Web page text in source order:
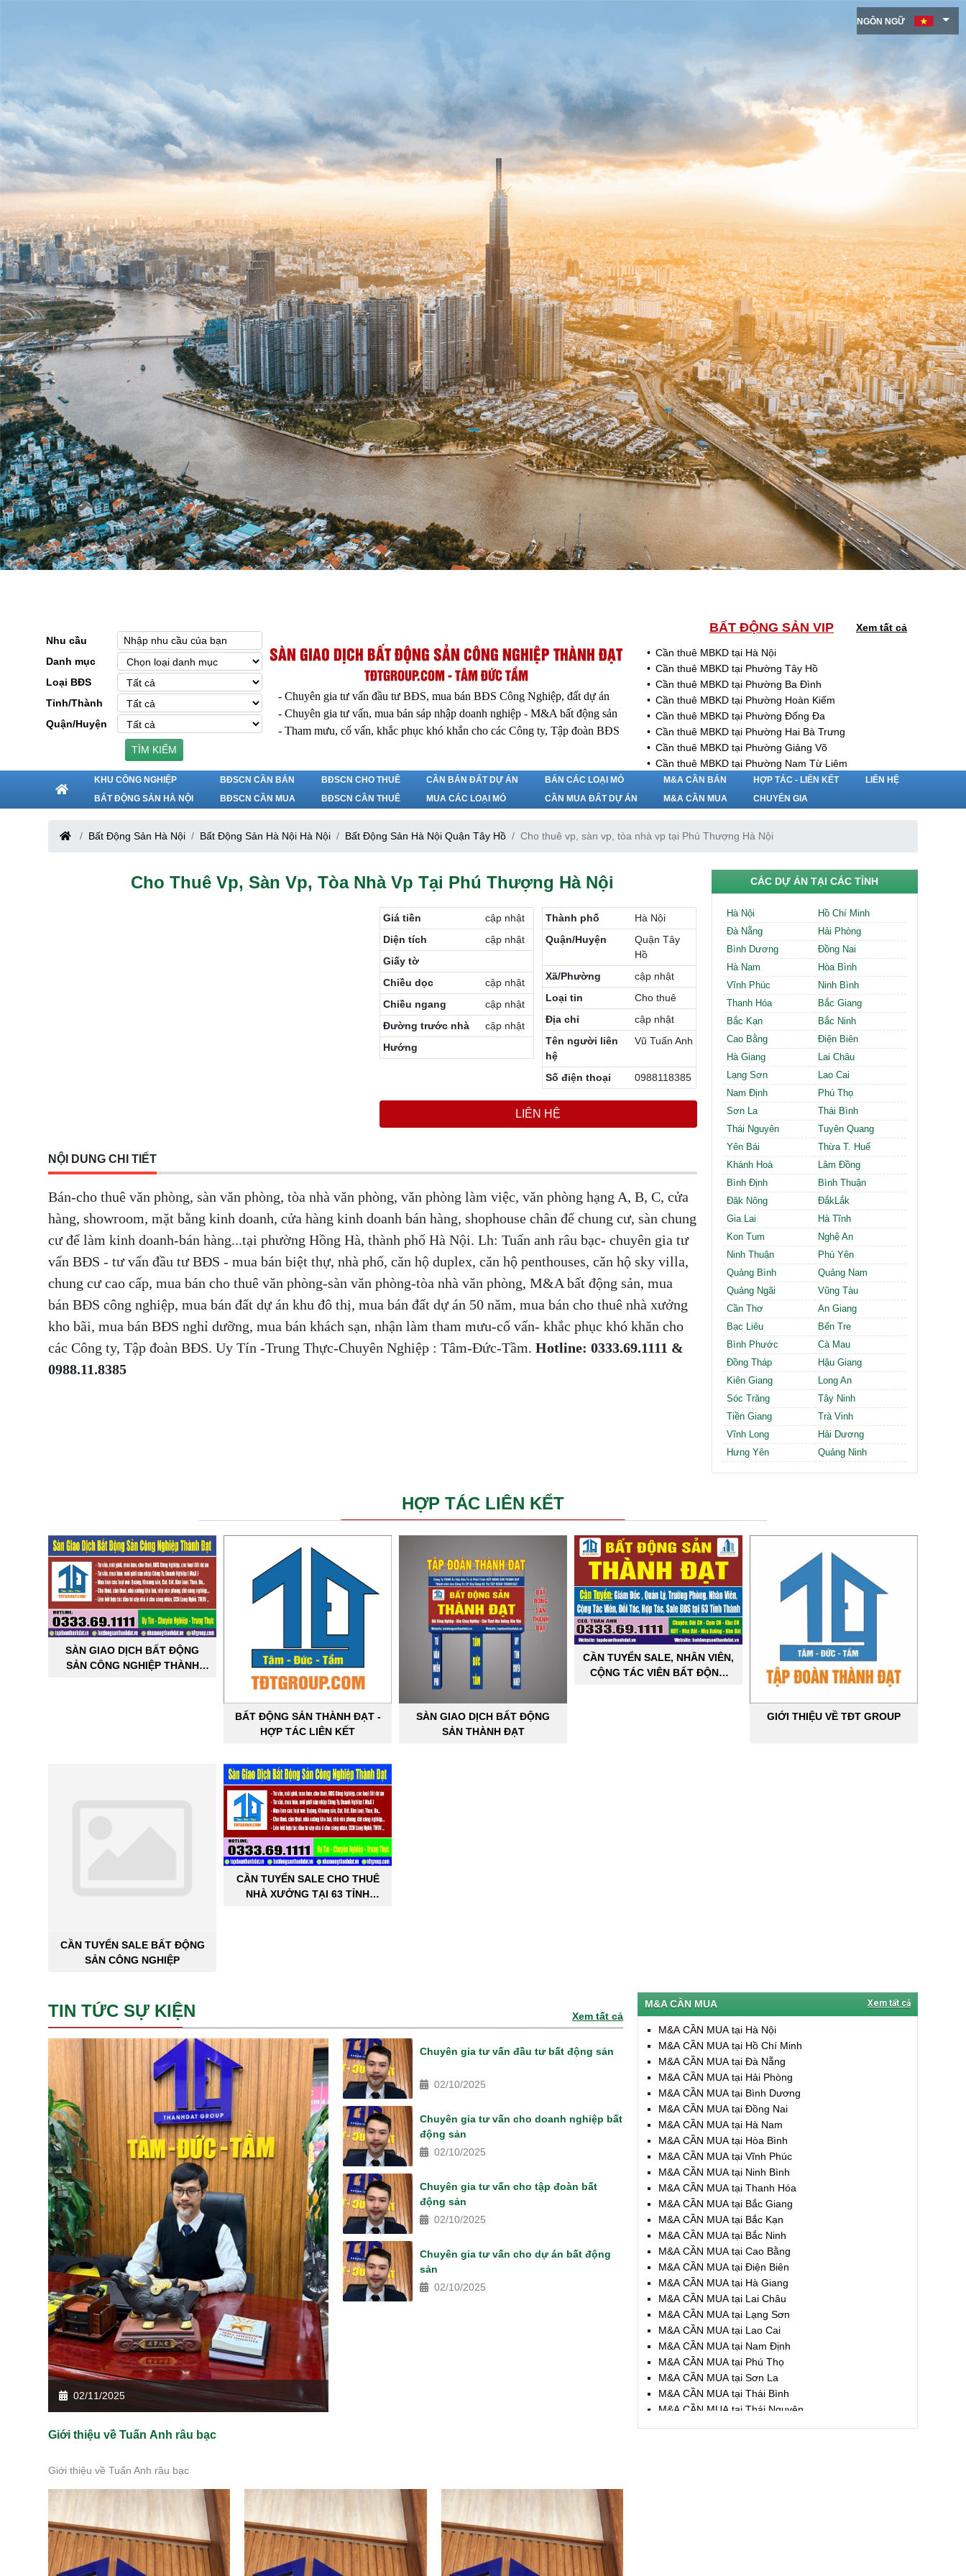
Nhu cầu
Danh mục
Loại BĐS
Tỉnh/Thành
Quận/Huyện
TÌM KIẾM
SÀN GIAO DỊCH BẤT ĐỘNG SẢN CÔNG NGHIỆP THÀNH ĐẠT
TĐTGROUP.COM - TÂM ĐỨC TẦM
- Chuyên gia tư vấn đầu tư BĐS, mua bán BĐS Công Nghiệp, đất dự án
- Chuyên gia tư vấn, mua bán sáp nhập doanh nghiệp - M&A bất động sản
- Tham mưu, cố vấn, khắc phục khó khắn cho các Công ty, Tập đoàn BĐS
BẤT ĐỘNG SẢN VIP Xem tất cả
Cần thuê MBKD tại Hà Nội
Cần thuê MBKD tại Phường Tây Hồ
Cần thuê MBKD tại Phường Ba Đình
Cần thuê MBKD tại Phường Hoàn Kiếm
Cần thuê MBKD tại Phường Đống Đa
Cần thuê MBKD tại Phường Hai Bà Trưng
Cần thuê MBKD tại Phường Giảng Võ
Cần thuê MBKD tại Phường Nam Từ Liêm
Cần thuê MBKD tại Phường Cầu Giấy
Cần thuê MBKD tại Phường Thanh Xuân
Cần thuê MBKD tại Phường Long Biên
Cần thuê MBKD tại Phường Hoàng Mai
Cần thuê MBKD tại Phường Yên Hòa
Cần thuê MBKD tại Phường Nghĩa Độ
Cần thuê MBKD tại Phường Phương Liệt
Cần thuê MBKD tại Phường Khương Đình
Cần thuê MBKD tại Phường Yên Sở
Cần thuê MBKD tại Phường Hoàng Liệt
Cần thuê MBKD tại Phường Định Công
Cần thuê MBKD tại Phường Tương Mai
Cần thuê MBKD tại Phường Vĩnh Hưng
Cần thuê MBKD tại Phường Lĩnh Nam
Cần thuê MBKD tại Phường Hồng Hà
Cần thuê MBKD tại Phường Láng
Cần thuê MBKD tại Phường Văn Miếu
Cần thuê MBKD tại Phường Kim Liên
Cần thuê MBKD tại Phường Bạch Mai
Cần thuê MBKD tại Phường Vĩnh Tuy
NGÔN NGỮ
KHU CÔNG NGHIỆP
BẤT ĐỘNG SẢN HÀ NỘI
BĐSCN CẦN BÁN
BĐSCN CẦN MUA
BĐSCN CHO THUÊ
BĐSCN CẦN THUÊ
CẦN BÁN ĐẤT DỰ ÁN
MUA CÁC LOẠI MỎ
BÁN CÁC LOẠI MỎ
CẦN MUA ĐẤT DỰ ÁN
M&A CẦN BÁN
M&A CẦN MUA
HỢP TÁC - LIÊN KẾT
CHUYÊN GIA
LIÊN HỆ
Bất Động Sản Hà Nội Bất Động Sản Hà Nội Hà Nội Bất Động Sản Hà Nội Quận Tây Hồ Cho thuê vp, sàn vp, tòa nhà vp tại Phú Thượng Hà Nội
Cho Thuê Vp, Sàn Vp, Tòa Nhà Vp Tại Phú Thượng Hà Nội
Giá tiền
cập nhật
Diện tích
cập nhật
Giấy tờ
Chiều dọc
cập nhật
Chiều ngang
cập nhật
Đường trước nhà
cập nhật
Hướng
Thành phố
Hà Nội
Quận/Huyện
Quận Tây
Hồ
Xã/Phường
cập nhật
Loại tin
Cho thuê
Địa chỉ
cập nhật
Tên người liên
hệ
Vũ Tuấn Anh
Số điện thoại 0988118385
LIÊN HỆ
NỘI DUNG CHI TIẾT
Bán-cho thuê văn phòng, sàn văn phòng, tòa nhà văn phòng, văn phòng làm việc, văn phòng hạng A, B, C, cửa
hàng, showroom, mặt bằng kinh doanh, cửa hàng kinh doanh bán hàng, shophouse chân đế chung cư, sàn chung
cư để làm kinh doanh-bán hàng...tại phường Hồng Hà, thành phố Hà Nội. Lh: Tuấn anh râu bạc- chuyên gia tư
vấn BĐS - tư vấn đầu tư BĐS - mua bán biệt thự, nhà phố, căn hộ duplex, căn hộ penthouses, căn hộ sky villa,
chung cư cao cấp, mua bán cho thuê văn phòng-sàn văn phòng-tòa nhà văn phòng, M&A bất động sản, mua
bán BĐS công nghiệp, mua bán đất dự án khu đô thị, mua bán đất dự án 50 năm, mua bán cho thuê nhà xưởng
kho bãi, mua bán BĐS nghỉ dưỡng, mua bán khách sạn, nhận làm tham mưu-cố vấn- khắc phục khó khăn cho
các Công ty, Tập đoàn BĐS. Uy Tín -Trung Thực-Chuyên Nghiệp : Tâm-Đức-Tầm. Hotline: 0333.69.1111 &
0988.11.8385
CÁC DỰ ÁN TẠI CÁC TỈNH
Hà Nội
Hồ Chí Minh
Đà Nẵng
Hải Phòng
Bình Dương
Đồng Nai
Hà Nam
Hòa Bình
Vĩnh Phúc
Ninh Bình
Thanh Hóa
Bắc Giang
Bắc Kạn
Bắc Ninh
Cao Bằng
Điện Biên
Hà Giang
Lai Châu
Lạng Sơn
Lao Cai
Nam Định
Phú Thọ
Sơn La
Thái Bình
Thái Nguyên
Tuyên Quang
Yên Bái
Thừa T. Huế
Khánh Hoà
Lâm Đồng
Bình Định
Bình Thuận
Đăk Nông
ĐắkLắk
Gia Lai
Hà Tĩnh
Kon Tum
Nghệ An
Ninh Thuận
Phú Yên
Quảng Bình
Quảng Nam
Quảng Ngãi
Vũng Tàu
Cần Thơ
An Giang
Bạc Liêu
Bến Tre
Bình Phước
Cà Mau
Đồng Tháp
Hậu Giang
Kiên Giang
Long An
Sóc Trăng
Tây Ninh
Tiền Giang
Trà Vinh
Vĩnh Long
Hải Dương
Hưng Yên
Quảng Ninh
HỢP TÁC LIÊN KẾT
SÀN GIAO DỊCH BẤT ĐỘNG
SẢN CÔNG NGHIỆP THÀNH
BẤT ĐỘNG SẢN THÀNH ĐẠT -
HỢP TÁC LIÊN KẾT
SÀN GIAO DỊCH BẤT ĐỘNG
SẢN THÀNH ĐẠT
CẦN TUYỂN SALE, NHÂN VIÊN,
CỘNG TÁC VIÊN BẤT ĐỘNG
GIỚI THIỆU VỀ TĐT GROUP
CẦN TUYỂN SALE BẤT ĐỘNG
SẢN CÔNG NGHIỆP
CẦN TUYỂN SALE CHO THUÊ
NHÀ XƯỞNG TẠI 63 TỈNH
TIN TỨC SỰ KIỆN Xem tất cả
02/11/2025
Giới thiệu về Tuấn Anh râu bạc
Giới thiệu về Tuấn Anh râu bạc
Chuyên gia tư vấn đầu tư bất động sản
02/10/2025
Chuyên gia tư vấn cho doanh nghiệp bất
động sản
02/10/2025
Chuyên gia tư vấn cho tập đoàn bất
động sản
02/10/2025
Chuyên gia tư vấn cho dự án bất động
sản
02/10/2025
M&A CẦN MUA Xem tất cả
M&A CẦN MUA tại Hà Nội
M&A CẦN MUA tại Hồ Chí Minh
M&A CẦN MUA tại Đà Nẵng
M&A CẦN MUA tại Hải Phòng
M&A CẦN MUA tại Bình Dương
M&A CẦN MUA tại Đồng Nai
M&A CẦN MUA tại Hà Nam
M&A CẦN MUA tại Hòa Bình
M&A CẦN MUA tại Vĩnh Phúc
M&A CẦN MUA tại Ninh Bình
M&A CẦN MUA tại Thanh Hóa
M&A CẦN MUA tại Bắc Giang
M&A CẦN MUA tại Bắc Kạn
M&A CẦN MUA tại Bắc Ninh
M&A CẦN MUA tại Cao Bằng
M&A CẦN MUA tại Điện Biên
M&A CẦN MUA tại Hà Giang
M&A CẦN MUA tại Lai Châu
M&A CẦN MUA tại Lạng Sơn
M&A CẦN MUA tại Lao Cai
M&A CẦN MUA tại Nam Định
M&A CẦN MUA tại Phú Thọ
M&A CẦN MUA tại Sơn La
M&A CẦN MUA tại Thái Bình
M&A CẦN MUA tại Thái Nguyên